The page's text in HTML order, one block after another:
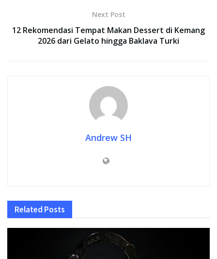
Next Post
12 Rekomendasi Tempat Makan Dessert di Kemang
2026 dari Gelato hingga Baklava Turki
Andrew SH
Related Posts